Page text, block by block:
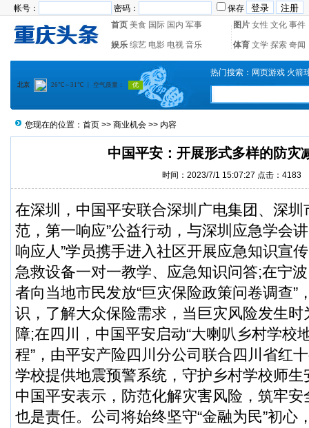
帐号： 密码：
保存
首页 美食 国际 国内 军事 图片 女性 文化 事件
娱乐 综艺 电影 电视 音乐 体育 文学 探索 奇闻
热门搜索： 网页游戏 火箭
您现在的位置： 首页 >> 商业机会 >> 内容
中国平安：开展形式多样的防灾
时间：2023/7/1 15:07:27 点击：4183
在深圳，中国平安联合深圳广电集团、深圳
范，第一响应”公益行动，与深圳应急学会
响应人”学员携手进入社区开展应急知识宣
急救设备一对一教学、应急知识问答;在宁
者向当地市民发放“巨灾保险政策问卷调查”
识，了解大众保险需求，当巨灾风险发生
障;在四川，中国平安启动“大喇叭乡村学校
程”，由平安产险四川分公司联合四川省红
学校提供地震预警系统，守护乡村学校师生
中国平安表示，防范化解灾害风险，筑牢
也是责任。公司将始终坚守“金融为民”初心